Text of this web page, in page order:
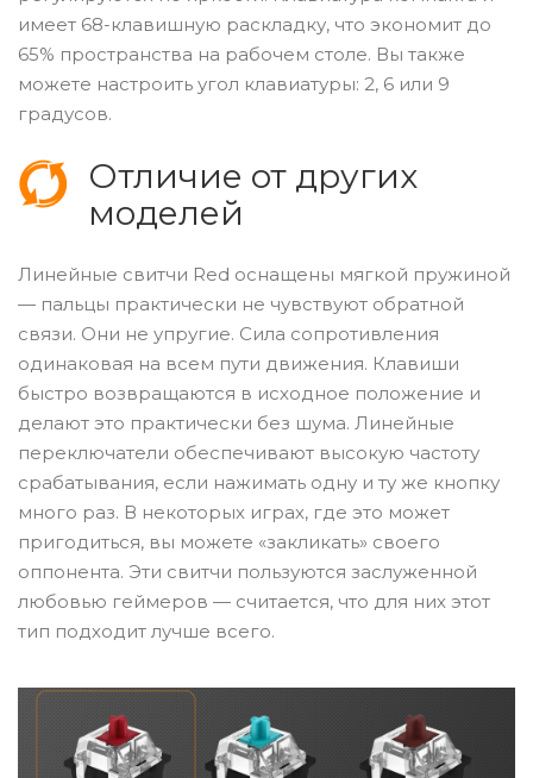
имеет 68-клавишную раскладку, что экономит до
65% пространства на рабочем столе. Вы также
можете настроить угол клавиатуры: 2, 6 или 9
градусов.
Отличие от других
моделей
Линейные свитчи Red оснащены мягкой пружиной
— пальцы практически не чувствуют обратной
связи. Они не упругие. Сила сопротивления
одинаковая на всем пути движения. Клавиши
быстро возвращаются в исходное положение и
делают это практически без шума. Линейные
переключатели обеспечивают высокую частоту
срабатывания, если нажимать одну и ту же кнопку
много раз. В некоторых играх, где это может
пригодиться, вы можете «закликать» своего
оппонента. Эти свитчи пользуются заслуженной
любовью геймеров — считается, что для них этот
тип подходит лучше всего.